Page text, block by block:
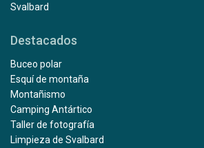
Svalbard
Destacados
Buceo polar
Esquí de montaña
Montañismo
Camping Antártico
Taller de fotografía
Limpieza de Svalbard